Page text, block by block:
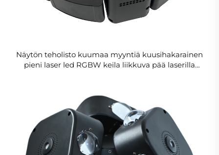
Näytön teholisto kuumaa myyntiä kuusihakarainen
pieni laser led RGBW keila liikkuva pää laserilla